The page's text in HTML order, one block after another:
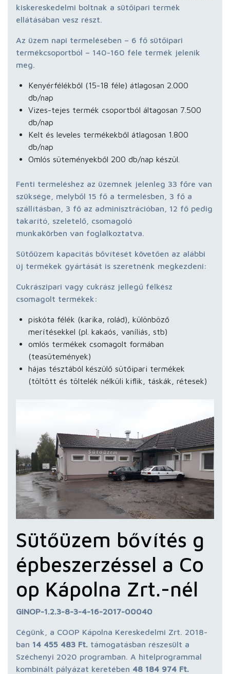
kiskereskedelmi boltnak a sütőipari termék
ellátásában vesz részt.
Az üzem napi termelésében – 6 fő sütőipari
termékcsoportból – 140-160 féle termék jelenik
meg.
Kenyérfélékből (15-18 féle) átlagosan 2.000
db/nap
Vizes-tejes termék csoportból áltagosan 7.500
db/nap
Kelt és leveles termékekből átlagosan 1.800
db/nap
Omlós süteményekből 200 db/nap készül.
Fenti termeléshez az üzemnek jelenleg 33 főre van
szüksége, melyből 15 fő a termelésben, 3 fő a
szállításban, 3 fő az adminisztrációban, 12 fő pedig
takarító, szeletelő, csomagoló
munkakörben van foglalkoztatva.
Sütőüzem kapacitás bővítését követően az alábbi
új termékek gyártását is szeretnénk megkezdeni:
Cukrászipari vagy cukrász jellegű félkész
csomagolt termékek:
piskóta félék (karika, rolád), különböző
merítésekkel (pl. kakaós, vaníliás, stb)
omlós termékek csomagolt formában
(teasütemények)
hájas tésztából készülő sütőipari termékek
(töltött és töltelék nélküli kiflik, táskák, rétesek)
Sütőüzem bővítés g
épbeszerzéssel a Co
op Kápolna Zrt.-nél
GINOP-1.2.3-8-3-4-16-2017-00040
Cégünk, a COOP Kápolna Kereskedelmi Zrt. 2018-
ban 14 455 483 Ft. támogatásban részesült a
Széchenyi 2020 programban. A hitelprogrammal
kombinált pályázat keretében 48 184 974 Ft.